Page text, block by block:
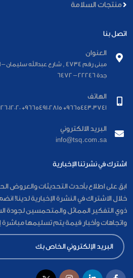
منتجات السلامة
اتصل بنا
العنوان
جدة 22246 – 6472
الهاتف
966544303741+ 966549102815+ 966126012020+
البريد الالكتروني
info@tsq.com.sa
اشترك في نشرتنا الإخبارية
ابق على اطلاع بأحدث التحديثات والعروض
خلال الاشتراك في النشرة الإخبارية لدينا!
ذوي التفكير المماثل والمتحمسين لجودة
واتجاهات وأخبار قيمة يتم تسليمها